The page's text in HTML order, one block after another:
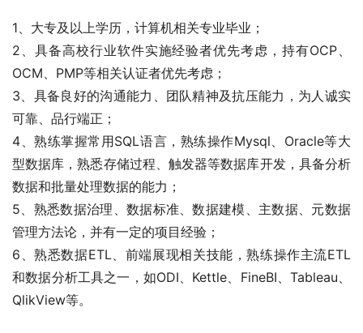
1、大专及以上学历，计算机相关专业毕业；
2、具备高校行业软件实施经验者优先考虑，持有OCP、
OCM、PMP等相关认证者优先考虑；
3、具备良好的沟通能力、团队精神及抗压能力，为人诚实
可靠、品行端正；
4、熟练掌握常用SQL语言，熟练操作Mysql、Oracle等大
型数据库，熟悉存储过程、触发器等数据库开发，具备分析
数据和批量处理数据的能力；
5、熟悉数据治理、数据标准、数据建模、主数据、元数据
管理方法论，并有一定的项目经验；
6、熟悉数据ETL、前端展现相关技能，熟练操作主流ETL
和数据分析工具之一，如ODI、Kettle、FineBI、Tableau、
QlikView等。